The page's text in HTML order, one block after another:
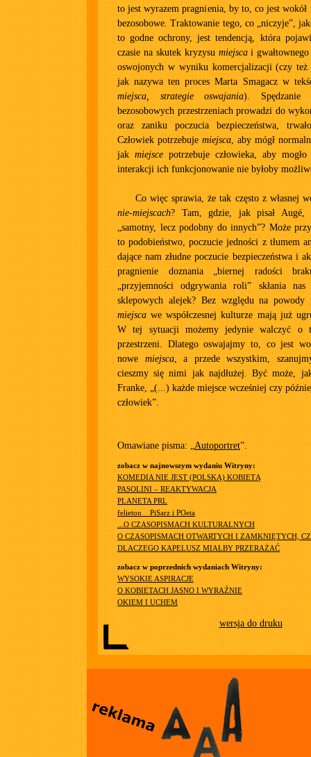
to jest wyrazem pragnienia, by to, co jest wokół
bezosobowe. Traktowanie tego, co „niczyje”,
to godne ochrony, jest tendencją, która
czasie na skutek kryzysu miejscai
oswojonych w wyniku komercjalizacji (czy też
jak nazywa ten proces Marta Smagacz w
miejsca, strategie oswajania). Spędzanie
bezosobowych przestrzeniach prowadzi do
oraz zaniku poczucia bezpieczeństwa,
Człowiek potrzebuje miejsca, aby mógł
jak miejsce potrzebuje człowieka, aby
interakcji ich funkcjonowanie nie byłoby
Co więc sprawia, że tak często z własnej
nie-miejscach? Tam, gdzie, jak pisał Augé,
„samotny, lecz podobny do innych”? Może
to podobieństwo, poczucie jedności z tłumem
dające nam złudne poczucie bezpieczeństwa i
pragnienie doznania „biernej radości
„przyjemności odgrywania roli” skłania nas
sklepowych alejek? Bez względu na
miejsca we współczesnej kulturze mają już
W tej sytuacji możemy jedynie walczyć o
przestrzeni. Dlatego oswajajmy to, co jest
nowe miejsca, a przede wszystkim,
cieszmy się nimi jak najdłużej. Być może,
Franke, „(...) każde miejsce wcześniej czy
człowiek”.
Omawiane pisma: „Autoportret”.
zobacz w najnowszym wydaniu Witryny:
KOMEDIA NIE JEST (POLSKĄ) KOBIETĄ
PASOLINI – REAKTYWACJA
PLANETA PRL
felieton__PiSarz i POeta
...O CZASOPISMACH KULTURALNYCH
O CZASOPISMACH OTWARTYCH I ZAMKNIĘTYCH,
DLACZEGO KAPELUSZ MIAŁBY PRZERAŻAĆ
zobacz w poprzednich wydaniach Witryny:
WYSOKIE ASPIRACJE
O KOBIETACH JASNO I WYRAŹNIE
OKIEM I UCHEM
wersja do druku